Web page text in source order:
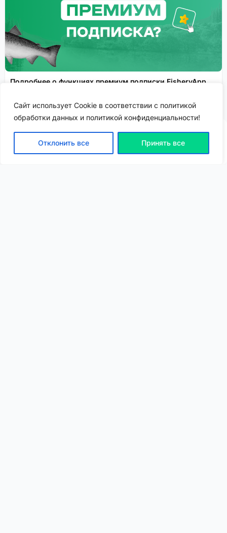
Сайт использует Cookie в соответствии с политикой
обработки данных и политикой конфиденциальности!
Отклонить все Принять все
Подробнее о функциях премиум подписки FisheryApp
ВХОД | РЕГИСТРАЦИЯ